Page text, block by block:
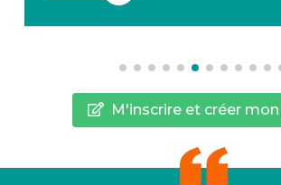
M'inscrire et créer